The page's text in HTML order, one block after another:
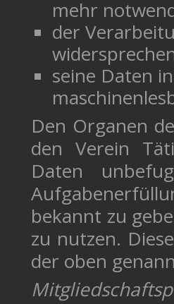
mehr
der
seine Daten
Den Organen
den Verein
Daten
bekannt zu
zu nutzen.
der oben